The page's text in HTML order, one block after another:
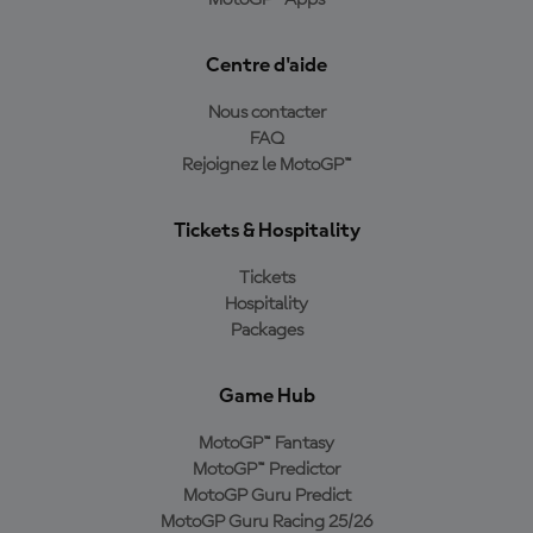
Centre d'aide
Nous contacter
FAQ
Rejoignez le MotoGP™
Tickets & Hospitality
Tickets
Hospitality
Packages
Game Hub
MotoGP™ Fantasy
MotoGP™ Predictor
MotoGP Guru Predict
MotoGP Guru Racing 25/26